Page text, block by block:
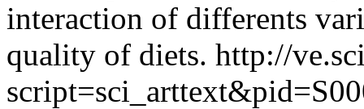
interaction of differents
quality of diets. http://